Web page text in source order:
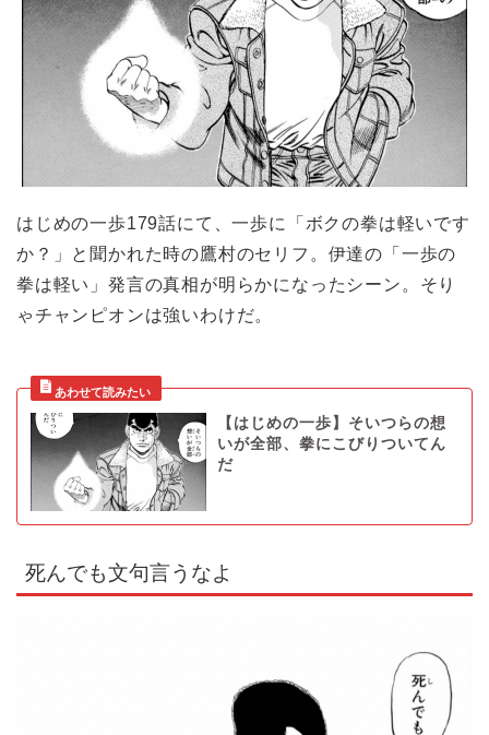
はじめの一歩179話にて、一歩に「ボクの拳は軽いです
か？」と聞かれた時の鷹村のセリフ。伊達の「一歩の
拳は軽い」発言の真相が明らかになったシーン。そり
ゃチャンピオンは強いわけだ。
【はじめの一歩】そいつらの想
いが全部、拳にこびりついてん
だ
死んでも文句言うなよ